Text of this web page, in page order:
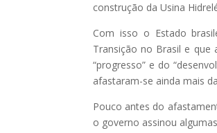
construção da Usina
Com isso o Estado
Transição no Brasil e que
“progresso” e do
afastaram-se ainda mais
Pouco antes do
o governo assinou